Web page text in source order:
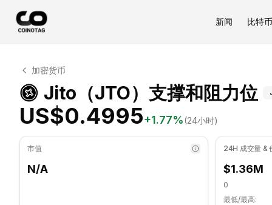
新闻 比特币
Jito 技术分析
Jito 目前交易价格为 US$0.4995. RSI 指标为 38.94 处
加密货币
Jito（JTO）支撑和阻力位
US$0.4995+1.77%(24小时)
市值
N/A
24H 成交量 &
$1.36M
0
最低/最高: